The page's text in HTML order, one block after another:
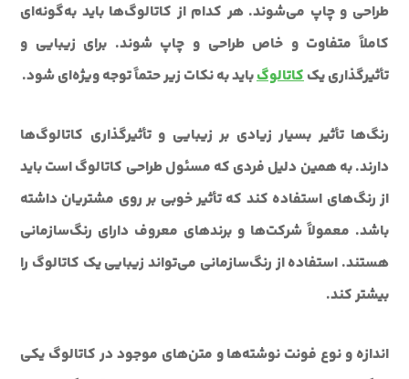
طراحی و چاپ می‌شوند. هر کدام از کاتالوگ‌ها باید به‌گونه‌ای
کاملاً متفاوت و خاص طراحی و چاپ شوند. برای زیبایی و
تأثیرگذاری یککاتالوگباید به نکات زیر حتماً توجه ویژه‌ای شود.
رنگ‌ها تأثیر بسیار زیادی بر زیبایی و تأثیرگذاری کاتالوگ‌ها
دارند. به همین دلیل فردی که مسئول طراحی کاتالوگ است باید
از رنگ‌های استفاده کند که تأثیر خوبی بر روی مشتریان داشته
باشد. معمولاً شرکت‌ها و برندهای معروف دارای رنگ‌سازمانی
هستند. استفاده از رنگ‌سازمانی می‌تواند زیبایی یک کاتالوگ را
بیشتر کند.
اندازه و نوع فونت نوشته‌ها و متن‌های موجود در کاتالوگ یکی